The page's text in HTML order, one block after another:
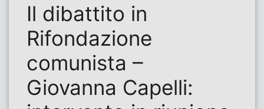
Il dibattito in
Rifondazione
comunista –
Giovanna Capelli: